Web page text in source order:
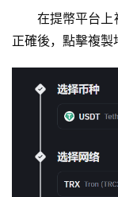
在提幣平台上
正確後，點擊複製